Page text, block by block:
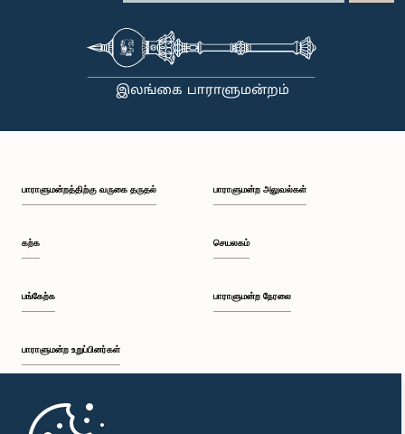
பாராளுமன்றத்திற்கு வருகை தருதல்
கற்க
பங்கேற்க
பாராளுமன்ற உறுப்பினர்கள்
முதற்பக்கம்
பாராளுமன்ற அலுவல்கள்
செயலகம்
பாராளுமன்ற நேரலை